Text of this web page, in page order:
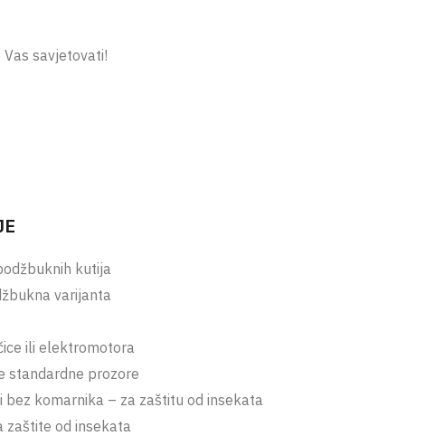
savjetovati!
kutija
varijanta
ili elektromotora
standardne prozore
komarnika – za zaštitu od insekata
zaštite od insekata